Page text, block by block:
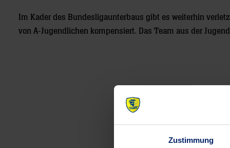
Zustimmung
Im Kader des Bundesligaunterbaus gibt es weiterhin
von A-Jugendlichen kompensiert. Das Team aus der